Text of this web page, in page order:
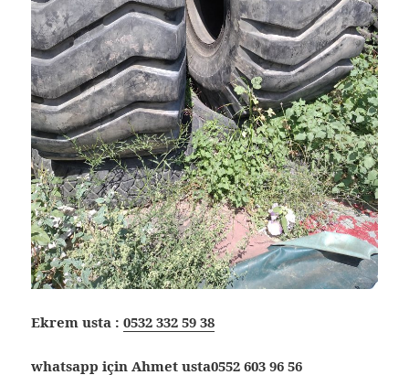
Ekrem usta :0532 332 59 38
whatsapp için Ahmet usta0552 603 96 56